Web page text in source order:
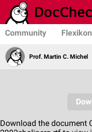
Community Flexikon
Prof. Martin C. Michel